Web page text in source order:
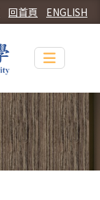
ENGLISH
回首頁
Toggle